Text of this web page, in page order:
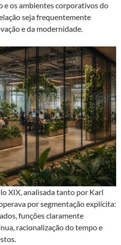
e os ambientes corporativos do
seja frequentemente
e da modernidade.
XIX, analisada tanto por Karl
por segmentação explícita:
funções claramente
racionalização do tempo e